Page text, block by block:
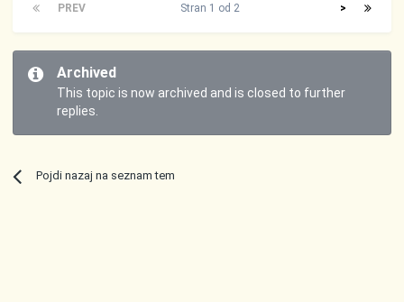
PREV >
Stran 1 od 2
Archived
This topic is now archived and is closed to further
replies.
Pojdi nazaj na seznam tem